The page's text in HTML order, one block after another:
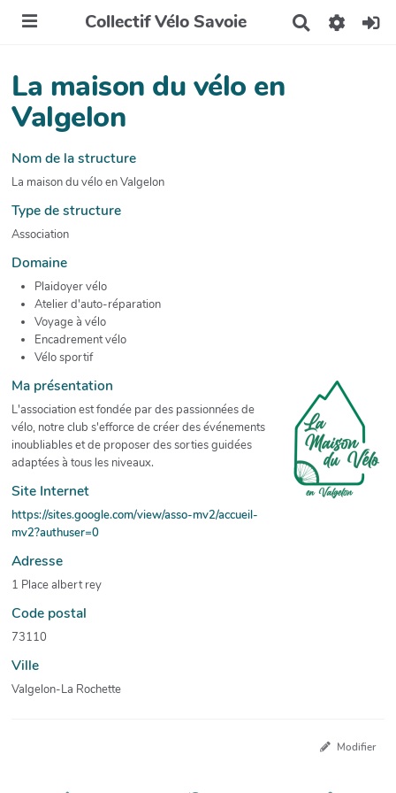
Collectif Vélo Savoie
La maison du vélo en
Valgelon
Nom de la structure
La maison du vélo en Valgelon
Type de structure
Association
Domaine
Plaidoyer vélo
Atelier d'auto-réparation
Voyage à vélo
Encadrement vélo
Vélo sportif
Ma présentation
L'association est fondée par des passionnées de
vélo, notre club s'efforce de créer des événements
inoubliables et de proposer des sorties guidées
adaptées à tous les niveaux.
Site Internet
https://sites.google.com/view/asso-mv2/accueil-
mv2?authuser=0
Adresse
1 Place albert rey
Code postal
73110
Ville
Valgelon-La Rochette
Modifier